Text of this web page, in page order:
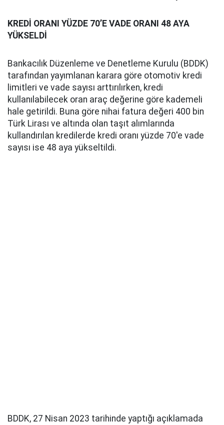
KREDİ ORANI YÜZDE 70’E VADE ORANI 48 AYA
YÜKSELDİ
Bankacılık Düzenleme ve Denetleme Kurulu (BDDK)
tarafından yayımlanan karara göre otomotiv kredi
limitleri ve vade sayısı arttırılırken, kredi
kullanılabilecek oran araç değerine göre kademeli
hale getirildi. Buna göre nihai fatura değeri 400 bin
Türk Lirası ve altında olan taşıt alımlarında
kullandırılan kredilerde kredi oranı yüzde 70'e vade
sayısı ise 48 aya yükseltildi.
BDDK, 27 Nisan 2023 tarihinde yaptığı açıklamada